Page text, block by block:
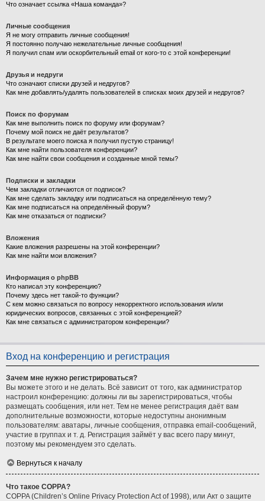
Что означает ссылка «Наша команда»?
Личные сообщения
Я не могу отправить личные сообщения!
Я постоянно получаю нежелательные личные сообщения!
Я получил спам или оскорбительный email от кого-то с этой конференции!
Друзья и недруги
Что означают списки друзей и недругов?
Как мне добавлять/удалять пользователей в списках моих друзей и недругов?
Поиск по форумам
Как мне выполнить поиск по форуму или форумам?
Почему мой поиск не даёт результатов?
В результате моего поиска я получил пустую страницу!
Как мне найти пользователя конференции?
Как мне найти свои сообщения и созданные мной темы?
Подписки и закладки
Чем закладки отличаются от подписок?
Как мне сделать закладку или подписаться на определённую тему?
Как мне подписаться на определённый форум?
Как мне отказаться от подписки?
Вложения
Какие вложения разрешены на этой конференции?
Как мне найти мои вложения?
Информация о phpBB
Кто написал эту конференцию?
Почему здесь нет такой-то функции?
С кем можно связаться по вопросу некорректного использования и/или
юридических вопросов, связанных с этой конференцией?
Как мне связаться с администратором конференции?
Вход на конференцию и регистрация
Зачем мне нужно регистрироваться?
Вы можете этого и не делать. Всё зависит от того, как администратор
настроил конференцию: должны ли вы зарегистрироваться, чтобы
размещать сообщения, или нет. Тем не менее регистрация даёт вам
дополнительные возможности, которые недоступны анонимным
пользователям: аватары, личные сообщения, отправка email-сообщений,
участие в группах и т. д. Регистрация займёт у вас всего пару минут,
поэтому мы рекомендуем это сделать.
Вернуться к началу
Что такое COPPA?
COPPA (Children’s Online Privacy Protection Act of 1998), или Акт о защите